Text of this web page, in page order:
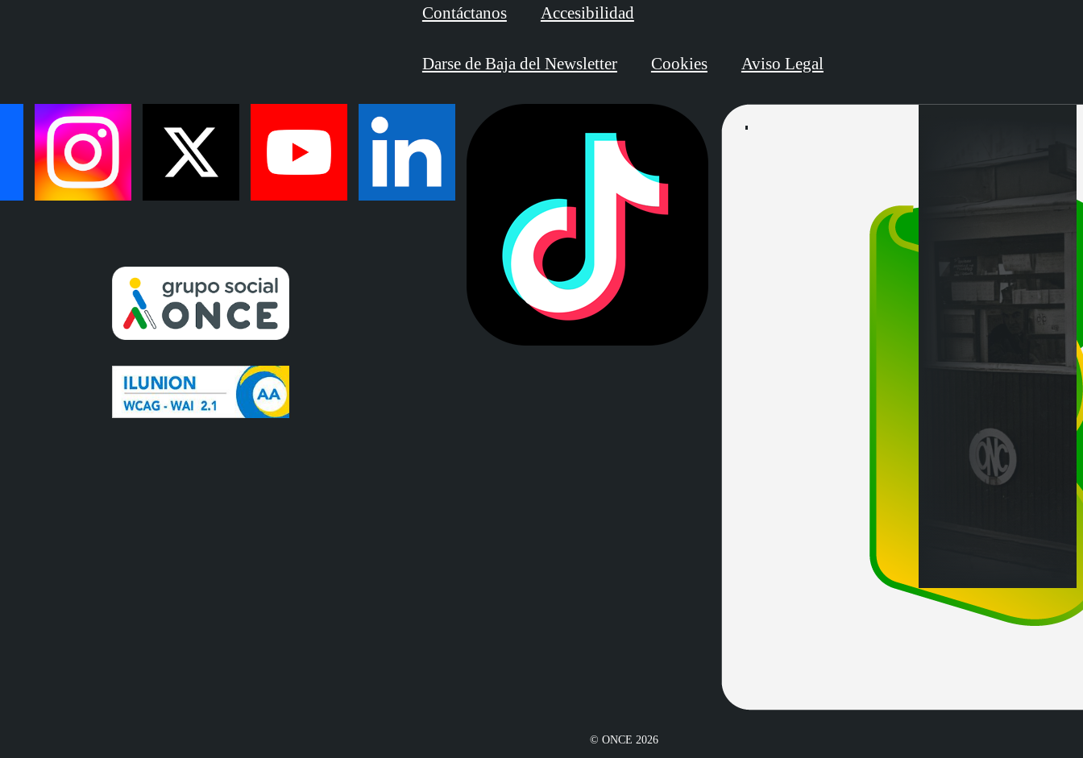
Contáctanos Accesibilidad
Darse de Baja del Newsletter Cookies Aviso Legal
© ONCE 2026